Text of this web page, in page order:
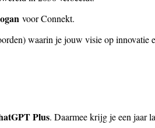
voor Connekt.
waarin je jouw visie op innovatie
Plus. Daarmee krijg je een jaar